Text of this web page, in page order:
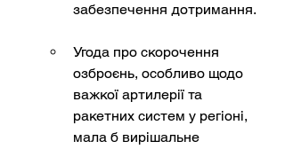
забезпечення дотримання.
Угода про скорочення
озброєнь, особливо щодо
важкої артилерії та
ракетних систем у регіоні,
мала б вирішальне